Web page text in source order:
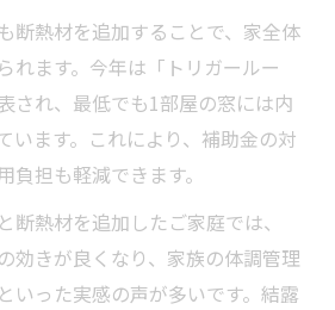
断熱材を追加することで、家全体
れます。今年は「トリガールー
され、最低でも1部屋の窓には内
います。これにより、補助金の対
担も軽減できます。
断熱材を追加したご家庭では、
効きが良くなり、家族の体調管理
いった実感の声が多いです。結露